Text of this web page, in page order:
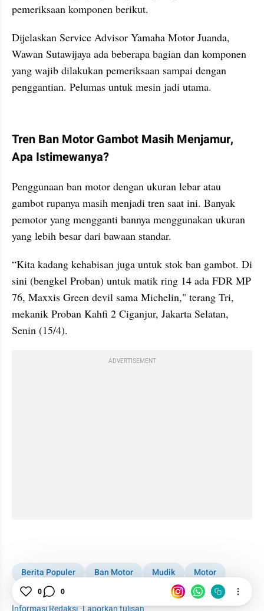
pemeriksaan komponen berikut.
Dijelaskan Service Advisor Yamaha Motor Juanda,
Wawan Sutawijaya ada beberapa bagian dan komponen
yang wajib dilakukan pemeriksaan sampai dengan
penggantian. Pelumas untuk mesin jadi utama.
Tren Ban Motor Gambot Masih Menjamur,
Apa Istimewanya?
Penggunaan ban motor dengan ukuran lebar atau
gambot rupanya masih menjadi tren saat ini. Banyak
pemotor yang mengganti bannya menggunakan ukuran
yang lebih besar dari bawaan standar.
“Kita kadang kehabisan juga untuk stok ban gambot. Di
sini (bengkel Proban) untuk matik ring 14 ada FDR MP
76, Maxxis Green devil sama Michelin," terang Tri,
mekanik Proban Kahfi 2 Ciganjur, Jakarta Selatan,
Senin (15/4).
ADVERTISEMENT
Berita Populer Ban Motor Mudik
Motor
Otomotif
0 0